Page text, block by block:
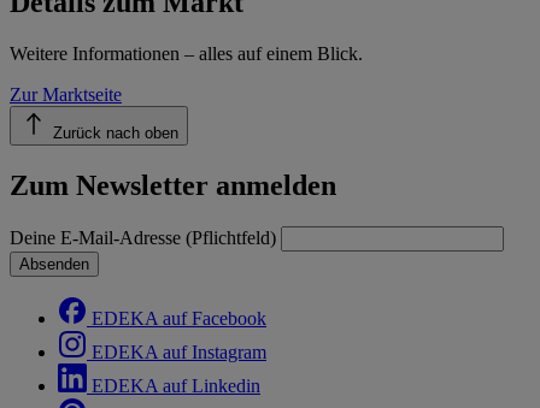
Weitere Informationen – alles auf einem Blick.
Zur Marktseite
Zurück nach oben
Zum Newsletter anmelden
Deine E-Mail-Adresse (Pflichtfeld)
Absenden
EDEKA auf Facebook
EDEKA auf Instagram
EDEKA auf Linkedin